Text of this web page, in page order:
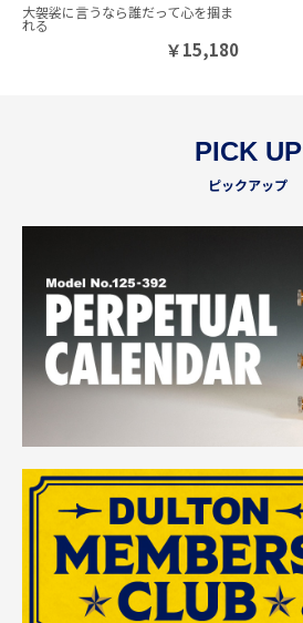
大袈裟に言うなら誰だって心を掴ま
れる
￥15,180
PICK UP
ピックアップ